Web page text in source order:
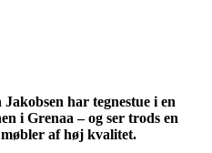
har tegnestue i en
i Grenaa – og ser trods en
af høj kvalitet.